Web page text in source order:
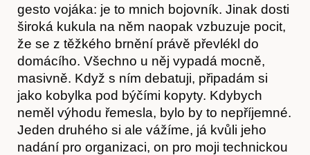
gesto vojáka: je to mnich bojovník. Jinak dosti
široká kukula na něm naopak vzbuzuje pocit,
že se z těžkého brnění právě převlékl do
domácího. Všechno u něj vypadá mocně,
masivně. Když s ním debatuji, připadám si
jako kobylka pod býčími kopyty. Kdybych
neměl výhodu řemesla, bylo by to nepříjemné.
Jeden druhého si ale vážíme, já kvůli jeho
nadání pro organizaci, on pro moji technickou